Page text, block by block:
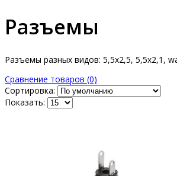
Разъемы
Разъемы разных видов: 5,5x2,5, 5,5x2,1,
Сравнение товаров (0)
Сортировка:
Показать: